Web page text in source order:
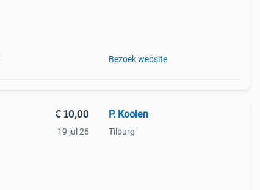
Bezoek website
€ 10,00
19 jul 26
P. Koolen
Tilburg